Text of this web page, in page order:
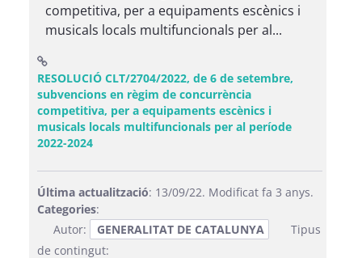
competitiva, per a equipaments escènics i
musicals locals multifuncionals per al...
RESOLUCIÓ CLT/2704/2022, de 6 de setembre,
subvencions en règim de concurrència
competitiva, per a equipaments escènics i
musicals locals multifuncionals per al període
2022-2024(Obre una finestra nova)
Última actualització: 13/09/22. Modificat fa 3 anys.
Categories:
Autor:
GENERALITAT DE CATALUNYA
Tipus
de contingut: